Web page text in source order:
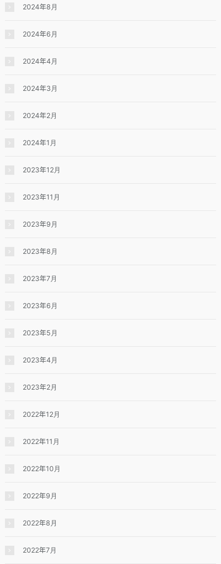
2024年8月
2024年6月
2024年4月
2024年3月
2024年2月
2024年1月
2023年12月
2023年11月
2023年9月
2023年8月
2023年7月
2023年6月
2023年5月
2023年4月
2023年2月
2022年12月
2022年11月
2022年10月
2022年9月
2022年8月
2022年7月